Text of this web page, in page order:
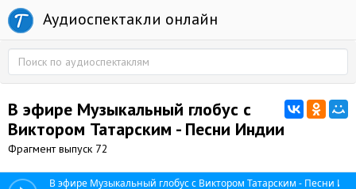
Аудиоспектакли онлайн
В эфире Музыкальный глобус с
Виктором Татарским - Песни Индии
Фрагмент выпуск 72
В эфире Музыкальный глобус с Виктором Татарским - Песни